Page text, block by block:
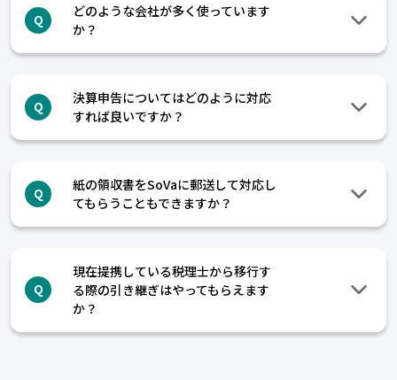
Q
どのような会社が多く使っています
か？
Q
決算申告についてはどのように対応
すれば良いですか？
Q
紙の領収書をSoVaに郵送して対応し
てもらうこともできますか？
Q
現在提携している税理士から移行す
る際の引き継ぎはやってもらえます
か？